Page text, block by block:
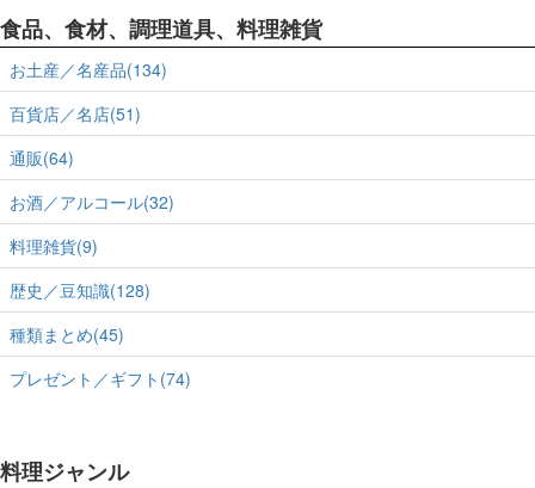
食品、食材、調理道具、料理雑貨
お土産／名産品(134)
百貨店／名店(51)
通販(64)
お酒／アルコール(32)
料理雑貨(9)
歴史／豆知識(128)
種類まとめ(45)
プレゼント／ギフト(74)
料理ジャンル